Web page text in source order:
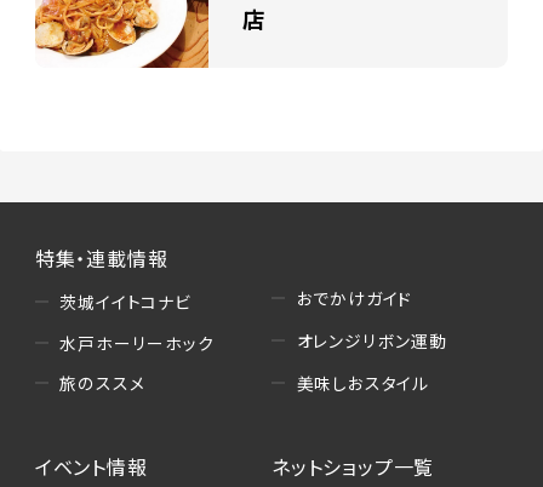
店
特集・連載情報
茨城イイトコナビ
水戸ホーリーホック
旅のススメ
おでかけガイド
オレンジリボン運動
美味しおスタイル
イベント情報
ネットショップ一覧